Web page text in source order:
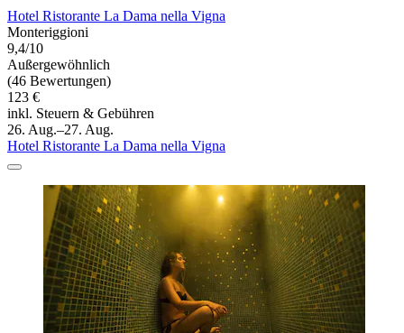
Hotel Ristorante La Dama nella Vigna
Monteriggioni
9,4/10
Außergewöhnlich
(46 Bewertungen)
123 €
inkl. Steuern & Gebühren
26. Aug.–27. Aug.
Hotel Ristorante La Dama nella Vigna